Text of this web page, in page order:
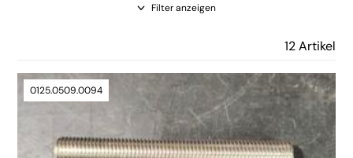
Filter anzeigen
12 Artikel
0125.0509.0094